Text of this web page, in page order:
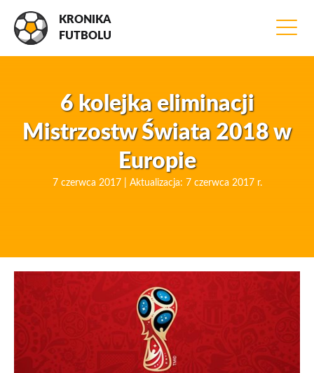
KRONIKA
FUTBOLU
6 kolejka eliminacji
Mistrzostw Świata 2018 w
Europie
7 czerwca 2017 | Aktualizacja: 7 czerwca 2017 r.